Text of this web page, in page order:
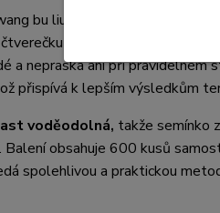
bu liu xing zi) jsou ideální
náplasti v barvě kůže,
a nepraská ani při
přispívá k lepším výsledkům
voděodolná, takže semínko
obsahuje 600 kusů
spolehlivou a praktickou